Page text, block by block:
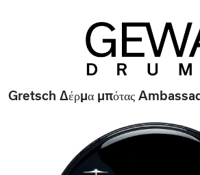
Gretsch Δέρμα μπότας